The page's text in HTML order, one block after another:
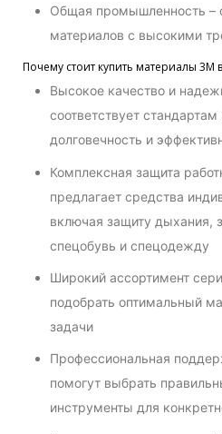
Общая промышленность –
материалов с высокими
Почему стоит купить материалы
Высокое качество и
соответствует
долговечность и
Комплексная защита
предлагает средства
включая защиту дыхания,
спецобувь и спецодежду
Широкий ассортимент
подобрать оптимальный
задачи
Профессиональная
помогут выбрать
инструменты для